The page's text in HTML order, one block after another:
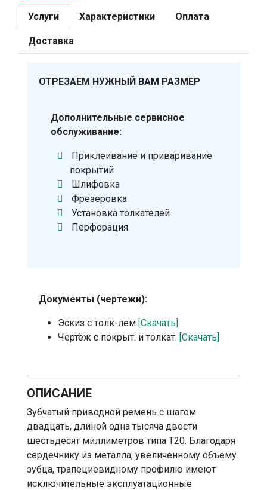
Услуги Характеристики Оплата
Доставка
ОТРЕЗАЕМ НУЖНЫЙ ВАМ РАЗМЕР
Дополнительные сервисное
обслуживание:
Приклеивание и приваривание
покрытий
Шлифовка
Фрезеровка
Установка толкателей
Перфорация
Документы (чертежи):
Эскиз с толк-лем [Скачать]
Чертёж с покрыт. и толкат. [Скачать]
ОПИСАНИЕ
Зубчатый приводной ремень с шагом
двадцать, длиной одна тысяча двести
шестьдесят миллиметров типа T20. Благодаря
сердечнику из металла, увеличенному объему
зубца, трапециевидному профилю имеют
исключительные эксплуатационные